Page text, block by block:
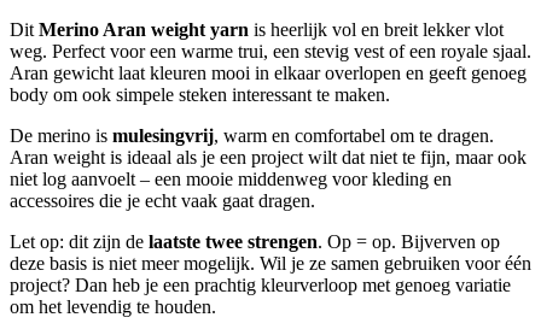
Dit Merino Aran weight yarn is heerlijk vol en breit lekker vlot
weg. Perfect voor een warme trui, een stevig vest of een royale sjaal.
Aran gewicht laat kleuren mooi in elkaar overlopen en geeft genoeg
body om ook simpele steken interessant te maken.
De merino is mulesingvrij, warm en comfortabel om te dragen.
Aran weight is ideaal als je een project wilt dat niet te fijn, maar ook
niet log aanvoelt – een mooie middenweg voor kleding en
accessoires die je echt vaak gaat dragen.
Let op: dit zijn de laatste twee strengen. Op = op. Bijverven op
deze basis is niet meer mogelijk. Wil je ze samen gebruiken voor één
project? Dan heb je een prachtig kleurverloop met genoeg variatie
om het levendig te houden.